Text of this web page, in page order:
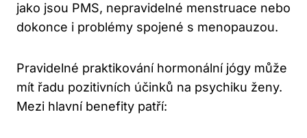
jako jsou PMS, nepravidelné menstruace nebo
dokonce i problémy spojené s menopauzou.
Pravidelné praktikování hormonální jógy může
mít řadu pozitivních účinků na psychiku ženy.
Mezi hlavní benefity patří: